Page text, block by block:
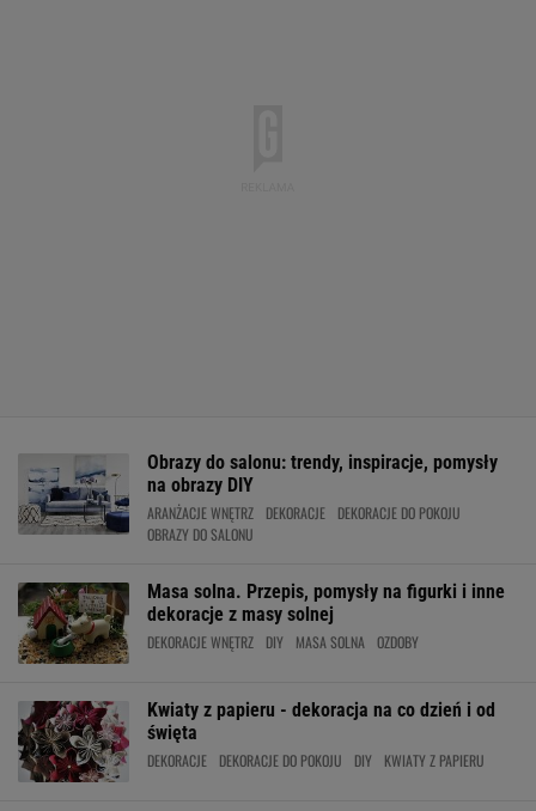
Obrazy do salonu: trendy, inspiracje, pomysły
na obrazy DIY
ARANŻACJE WNĘTRZ DEKORACJE
DEKORACJE DO POKOJU
OBRAZY DO SALONU
Masa solna. Przepis, pomysły na figurki i inne
dekoracje z masy solnej
DEKORACJE WNĘTRZ DIY MASA SOLNA OZDOBY
Kwiaty z papieru - dekoracja na co dzień i od
święta
DEKORACJE DEKORACJE DO POKOJU DIY KWIATY Z PAPIERU